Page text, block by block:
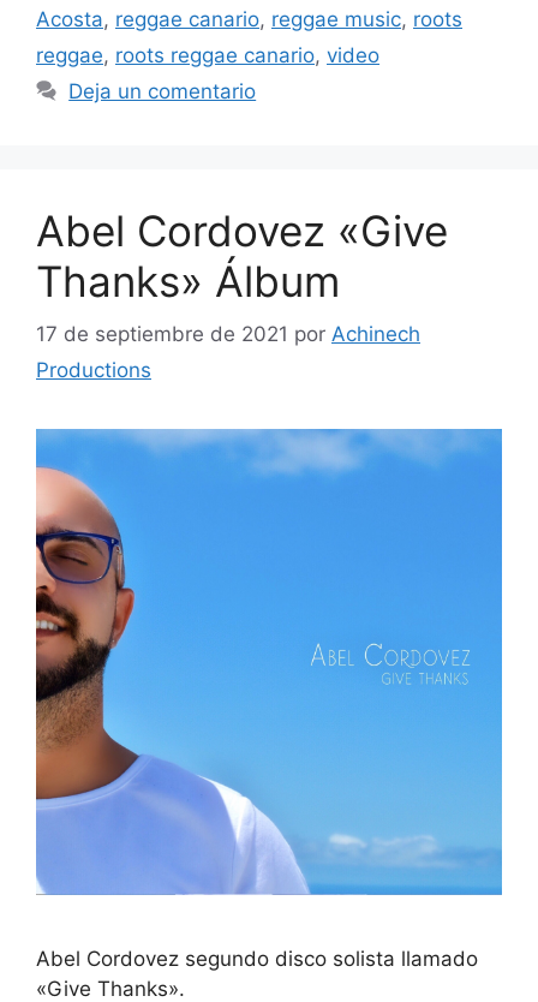
Acosta, reggae canario, reggae music, roots
reggae, roots reggae canario, video
Deja un comentario
Abel Cordovez «Give
Thanks» Álbum
17 de septiembre de 2021 por Achinech
Productions
Abel Cordovez segundo disco solista llamado
«Give Thanks».